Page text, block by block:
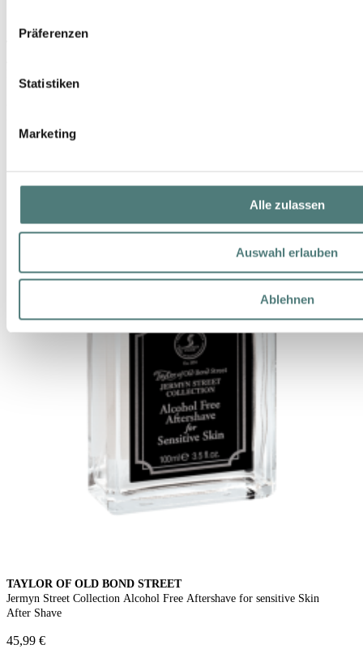
Präferenzen
Statistiken
Marketing
Alle zulassen
Auswahl erlauben
Ablehnen
TAYLOR OF OLD BOND STREET
Jermyn Street Collection Alcohol Free Aftershave for sensitive Skin
After Shave
45,99 €